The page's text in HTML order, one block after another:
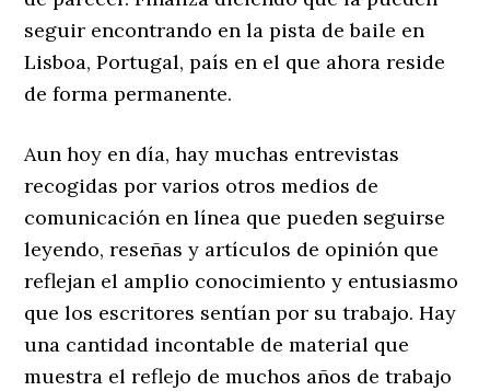
seguir encontrando en la pista de baile en
Lisboa, Portugal, país en el que ahora reside
de forma permanente.
Aun hoy en día, hay muchas entrevistas
recogidas por varios otros medios de
comunicación en línea que pueden seguirse
leyendo, reseñas y artículos de opinión que
reflejan el amplio conocimiento y entusiasmo
que los escritores sentían por su trabajo. Hay
una cantidad incontable de material que
muestra el reflejo de muchos años de trabajo